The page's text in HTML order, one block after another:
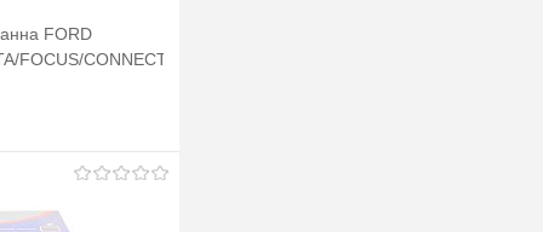
FORD
FOCUS/CONNECT